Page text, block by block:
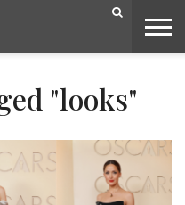
"looks"